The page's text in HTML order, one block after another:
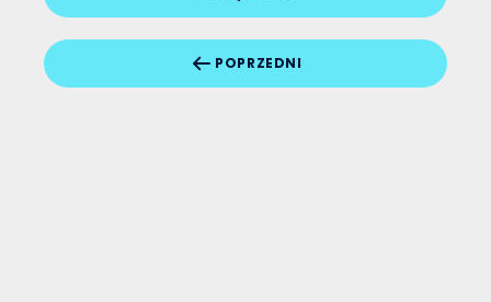
POPRZEDNI